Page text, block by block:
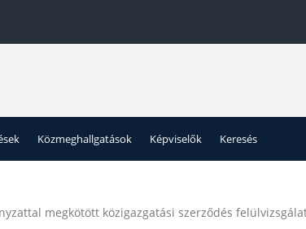
Közmeghallgatások Képviselők Keresés
megkötött közigazgatási szerződés